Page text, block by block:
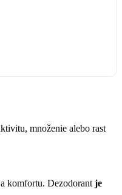
množenie alebo rast
komfortu. Dezodorant je